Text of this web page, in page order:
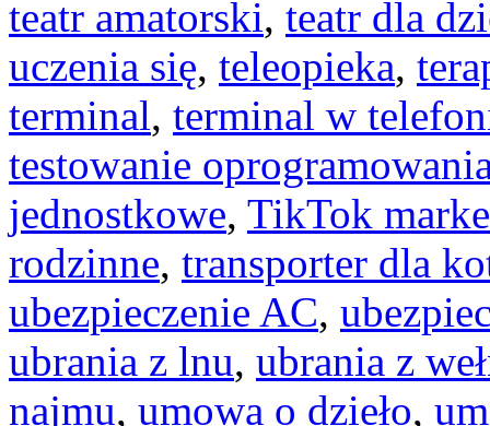
teatr amatorski, teatr dla
uczenia się, teleopieka,
terminal, terminal w
testowanie
jednostkowe, TikTok
rodzinne, transporter dla
ubezpieczenie AC,
ubrania z lnu, ubrania z
najmu, umowa o dzieło,